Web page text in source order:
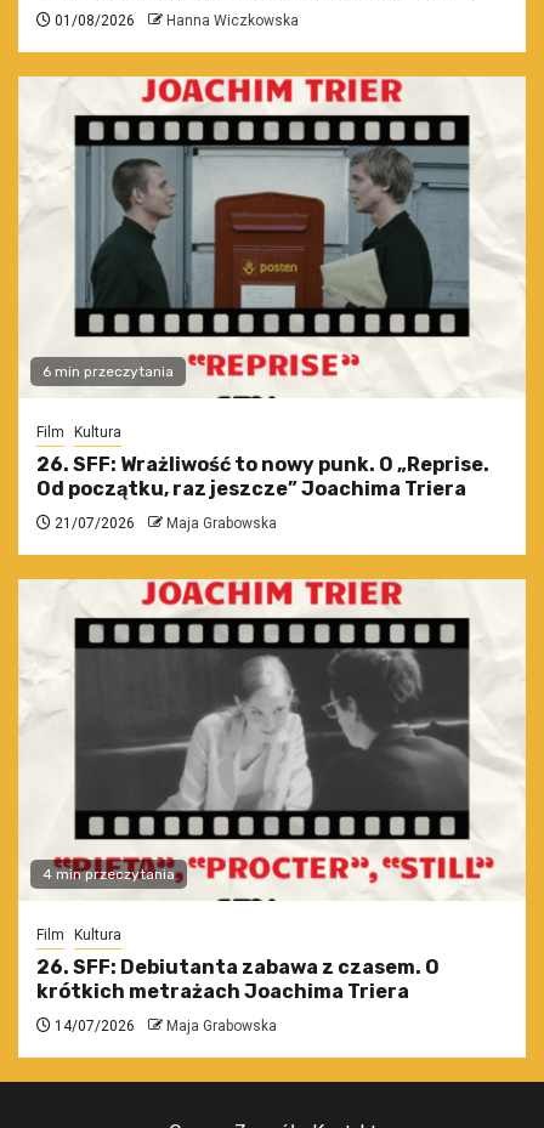
01/08/2026 Hanna Wiczkowska
6 min przeczytania
Film Kultura
26. SFF: Wrażliwość to nowy punk. O „Reprise.
Od początku, raz jeszcze” Joachima Triera
21/07/2026 Maja Grabowska
4 min przeczytania
Film Kultura
26. SFF: Debiutanta zabawa z czasem. O
krótkich metrażach Joachima Triera
14/07/2026 Maja Grabowska